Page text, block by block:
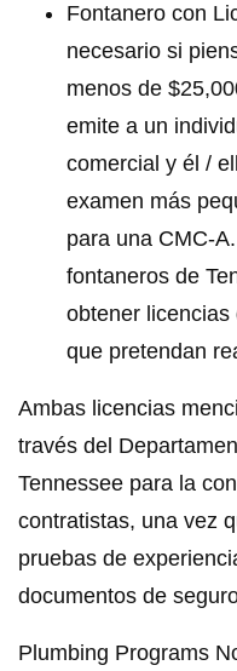
Fontanero con
necesario si
menos de
emite a un
comercial y él /
examen más
para una CMC-
fontaneros de
obtener licencias
que pretendan
Ambas licencias
través del
Tennessee para la
contratistas, una vez
pruebas de
documentos de
Plumbing Programs